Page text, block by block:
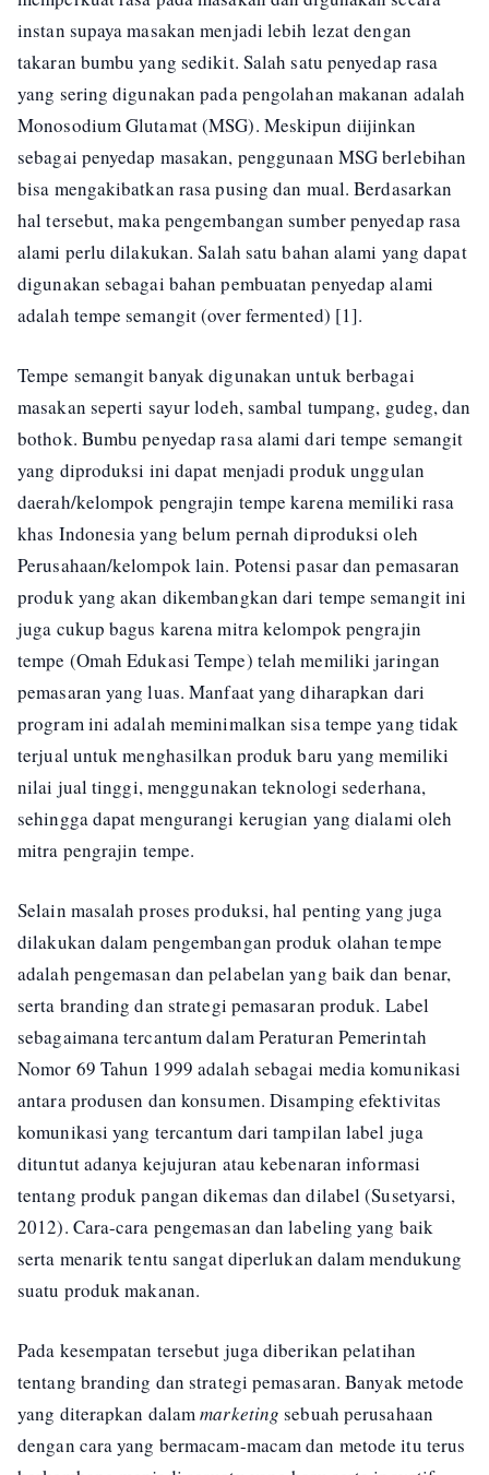
instan supaya masakan menjadi lebih lezat dengan
takaran bumbu yang sedikit. Salah satu penyedap rasa
yang sering digunakan pada pengolahan makanan adalah
Monosodium Glutamat (MSG). Meskipun diijinkan
sebagai penyedap masakan, penggunaan MSG berlebihan
bisa mengakibatkan rasa pusing dan mual. Berdasarkan
hal tersebut, maka pengembangan sumber penyedap rasa
alami perlu dilakukan. Salah satu bahan alami yang dapat
digunakan sebagai bahan pembuatan penyedap alami
adalah tempe semangit (over fermented) [1].
Tempe semangit banyak digunakan untuk berbagai
masakan seperti sayur lodeh, sambal tumpang, gudeg, dan
bothok. Bumbu penyedap rasa alami dari tempe semangit
yang diproduksi ini dapat menjadi produk unggulan
daerah/kelompok pengrajin tempe karena memiliki rasa
khas Indonesia yang belum pernah diproduksi oleh
Perusahaan/kelompok lain. Potensi pasar dan pemasaran
produk yang akan dikembangkan dari tempe semangit ini
juga cukup bagus karena mitra kelompok pengrajin
tempe (Omah Edukasi Tempe) telah memiliki jaringan
pemasaran yang luas. Manfaat yang diharapkan dari
program ini adalah meminimalkan sisa tempe yang tidak
terjual untuk menghasilkan produk baru yang memiliki
nilai jual tinggi, menggunakan teknologi sederhana,
sehingga dapat mengurangi kerugian yang dialami oleh
mitra pengrajin tempe.
Selain masalah proses produksi, hal penting yang juga
dilakukan dalam pengembangan produk olahan tempe
adalah pengemasan dan pelabelan yang baik dan benar,
serta branding dan strategi pemasaran produk. Label
sebagaimana tercantum dalam Peraturan Pemerintah
Nomor 69 Tahun 1999 adalah sebagai media komunikasi
antara produsen dan konsumen. Disamping efektivitas
komunikasi yang tercantum dari tampilan label juga
dituntut adanya kejujuran atau kebenaran informasi
tentang produk pangan dikemas dan dilabel (Susetyarsi,
2012). Cara-cara pengemasan dan labeling yang baik
serta menarik tentu sangat diperlukan dalam mendukung
suatu produk makanan.
Pada kesempatan tersebut juga diberikan pelatihan
tentang branding dan strategi pemasaran. Banyak metode
yang diterapkan dalammarketing sebuah perusahaan
dengan cara yang bermacam-macam dan metode itu terus